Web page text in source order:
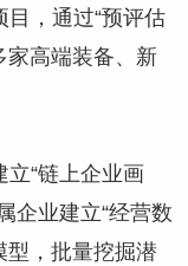
，通过“预评估
家高端装备、新
“链上企业画
企业建立“经营数
型，批量挖掘潜